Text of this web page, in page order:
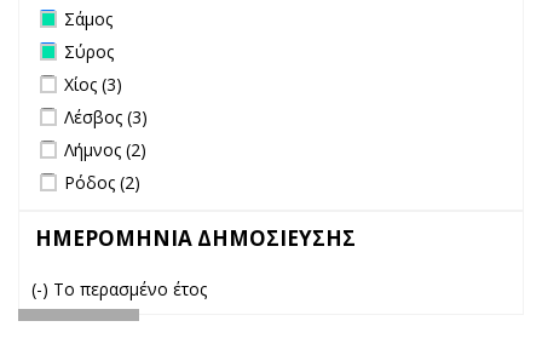
Remove Σάμος filter
Σάμος
Remove Σύρος filter
Σύρος
Apply Χίος filter
Χίος (3)
Apply Λέσβος filter
Λέσβος (3)
Apply Λήμνος filter
Λήμνος (2)
Apply Ρόδος filter
Ρόδος (2)
ΗΜΕΡΟΜΗΝΙΑ ΔΗΜΟΣΙΕΥΣΗΣ
(-) Remove Το περασμένο έτος filter
Το περασμένο έτος